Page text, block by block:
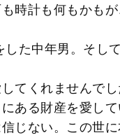
時計も何もかもが
た中年男。そし
てくれませんで
ある財産を愛し
じない。この世